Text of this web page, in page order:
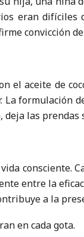
eran
convicción
el aceite de
formulación
las prendas
entre la
a la
en cada gota.